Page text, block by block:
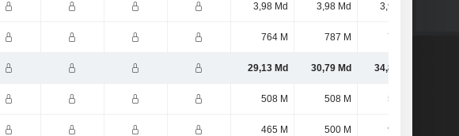
3,98 Md 3,98 Md 3,92 Md
764 M 787 M 727 M
29,13 Md 30,79 Md 34,87 Md
508 M 508 M 509 M
465 M 500 M 929 M